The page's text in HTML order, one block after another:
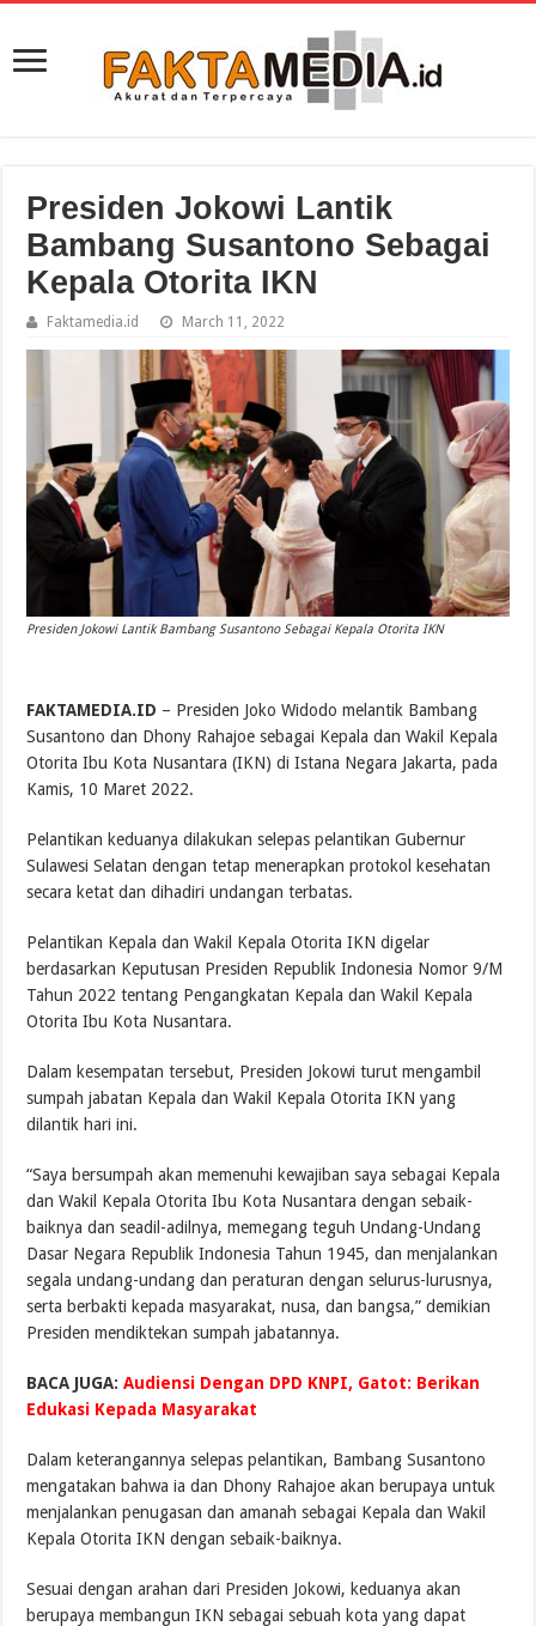
Presiden Jokowi Lantik
Bambang Susantono Sebagai
Kepala Otorita IKN
Faktamedia.id March 11, 2022
Presiden Jokowi Lantik Bambang Susantono Sebagai Kepala Otorita IKN
FAKTAMEDIA.ID – Presiden Joko Widodo melantik Bambang
Susantono dan Dhony Rahajoe sebagai Kepala dan Wakil Kepala
Otorita Ibu Kota Nusantara (IKN) di Istana Negara Jakarta, pada
Kamis, 10 Maret 2022.
Pelantikan keduanya dilakukan selepas pelantikan Gubernur
Sulawesi Selatan dengan tetap menerapkan protokol kesehatan
secara ketat dan dihadiri undangan terbatas.
Pelantikan Kepala dan Wakil Kepala Otorita IKN digelar
berdasarkan Keputusan Presiden Republik Indonesia Nomor 9/M
Tahun 2022 tentang Pengangkatan Kepala dan Wakil Kepala
Otorita Ibu Kota Nusantara.
Dalam kesempatan tersebut, Presiden Jokowi turut mengambil
sumpah jabatan Kepala dan Wakil Kepala Otorita IKN yang
dilantik hari ini.
“Saya bersumpah akan memenuhi kewajiban saya sebagai Kepala
dan Wakil Kepala Otorita Ibu Kota Nusantara dengan sebaik-
baiknya dan seadil-adilnya, memegang teguh Undang-Undang
Dasar Negara Republik Indonesia Tahun 1945, dan menjalankan
segala undang-undang dan peraturan dengan selurus-lurusnya,
serta berbakti kepada masyarakat, nusa, dan bangsa,” demikian
Presiden mendiktekan sumpah jabatannya.
BACA JUGA:Audiensi Dengan DPD KNPI, Gatot: Berikan
Edukasi Kepada Masyarakat
Dalam keterangannya selepas pelantikan, Bambang Susantono
mengatakan bahwa ia dan Dhony Rahajoe akan berupaya untuk
menjalankan penugasan dan amanah sebagai Kepala dan Wakil
Kepala Otorita IKN dengan sebaik-baiknya.
Sesuai dengan arahan dari Presiden Jokowi, keduanya akan
berupaya membangun IKN sebagai sebuah kota yang dapat